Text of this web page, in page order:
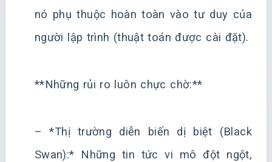
nó phụ thuộc hoàn toàn vào tư duy của
người lập trình (thuật toán được cài đặt).
**Những rủi ro luôn chực chờ:**
– *Thị trường diễn biến dị biệt (Black
Swan):* Những tin tức vi mô đột ngột,